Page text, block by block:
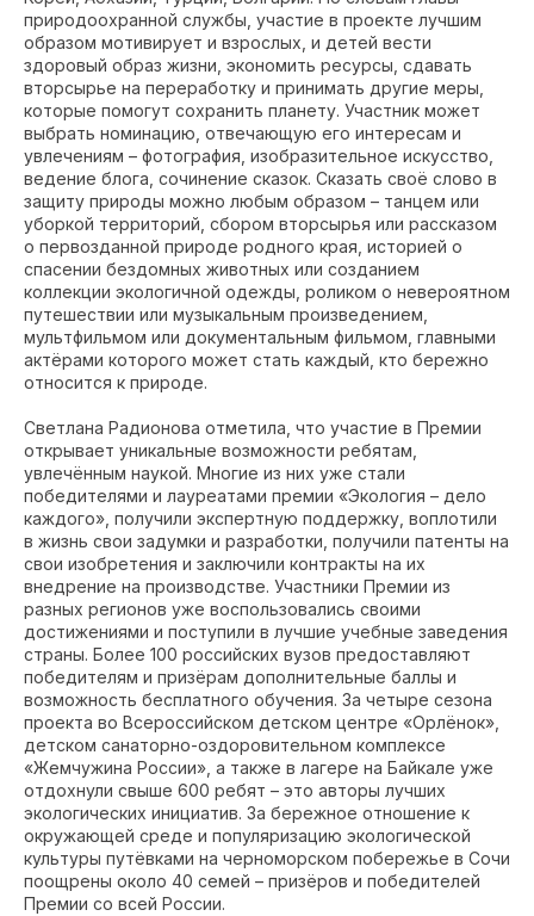
природоохранной службы, участие в проекте лучшим
образом мотивирует и взрослых, и детей вести
здоровый образ жизни, экономить ресурсы, сдавать
вторсырье на переработку и принимать другие меры,
которые помогут сохранить планету. Участник может
выбрать номинацию, отвечающую его интересам и
увлечениям – фотография, изобразительное искусство,
ведение блога, сочинение сказок. Сказать своё слово в
защиту природы можно любым образом – танцем или
уборкой территорий, сбором вторсырья или рассказом
о первозданной природе родного края, историей о
спасении бездомных животных или созданием
коллекции экологичной одежды, роликом о невероятном
путешествии или музыкальным произведением,
мультфильмом или документальным фильмом, главными
актёрами которого может стать каждый, кто бережно
относится к природе.
Светлана Радионова отметила, что участие в Премии
открывает уникальные возможности ребятам,
увлечённым наукой. Многие из них уже стали
победителями и лауреатами премии «Экология – дело
каждого», получили экспертную поддержку, воплотили
в жизнь свои задумки и разработки, получили патенты на
свои изобретения и заключили контракты на их
внедрение на производстве. Участники Премии из
разных регионов уже воспользовались своими
достижениями и поступили в лучшие учебные заведения
страны. Более 100 российских вузов предоставляют
победителям и призёрам дополнительные баллы и
возможность бесплатного обучения. За четыре сезона
проекта во Всероссийском детском центре «Орлёнок»,
детском санаторно-оздоровительном комплексе
«Жемчужина России», а также в лагере на Байкале уже
отдохнули свыше 600 ребят – это авторы лучших
экологических инициатив. За бережное отношение к
окружающей среде и популяризацию экологической
культуры путёвками на черноморском побережье в Сочи
поощрены около 40 семей – призёров и победителей
Премии со всей России.